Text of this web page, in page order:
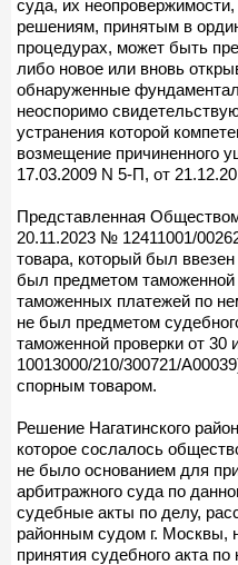
суда, их
решениям, принятым в
процедурах, может быть
либо новое или вновь
обнаруженные
неоспоримо
устранения которой
возмещение причиненного
17.03.2009 N 5-П, от
Представленная
20.11.2023 № 12411001/
товара, который был
был предметом
таможенных платежей по
не был предметом
таможенной проверки от 30
10013000/210/300721/
спорным товаром.
Решение Нагатинского
которое сослалось
не было основанием для
арбитражного суда по
судебные акты по делу,
районным судом г. Москвы,
принятия судебного акта